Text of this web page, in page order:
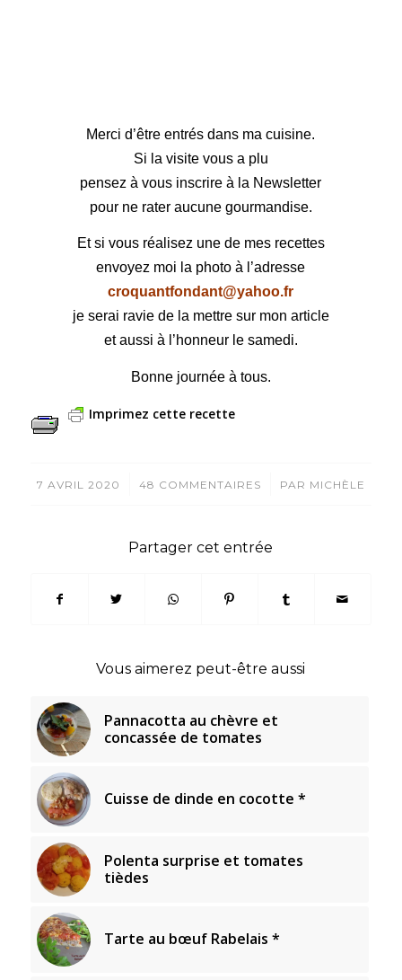
Merci d’être entrés dans ma cuisine.
Si la visite vous a plu
pensez à vous inscrire à la Newsletter
pour ne rater aucune gourmandise.
Et si vous réalisez une de mes recettes
envoyez moi la photo à l’adresse
croquantfondant@yahoo.fr
je serai ravie de la mettre sur mon article
et aussi à l’honneur le samedi.
Bonne journée à tous.
Imprimez cette recette
7 AVRIL 2020
/ 48 COMMENTAIRES
/ PAR MICHÈLE
Partager cet entrée
Vous aimerez peut-être aussi
Pannacotta au chèvre et
concassée de tomates
Cuisse de dinde en cocotte *
Polenta surprise et tomates
tièdes
Tarte au bœuf Rabelais *